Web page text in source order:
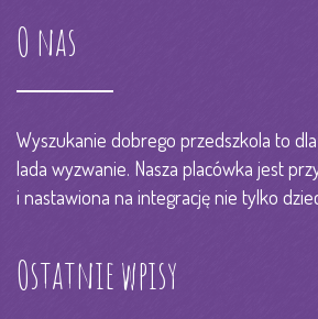
O nas
Wyszukanie dobrego przedszkola to
lada wyzwanie. Nasza placówka jest
i nastawiona na integrację nie tylko
Ostatnie wpisy